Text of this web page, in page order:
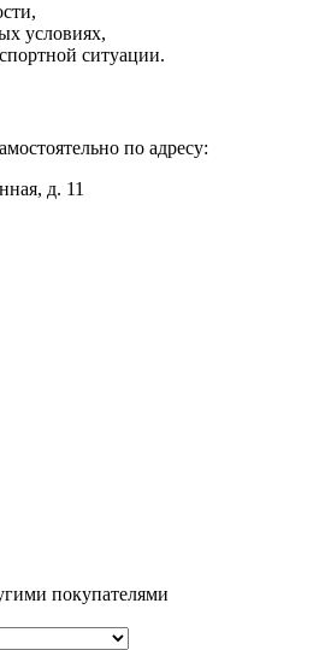
условиях,
ситуации.
по адресу:
д. 11
покупателями